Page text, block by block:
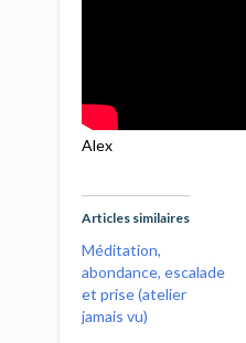
Alex
Articles similaires
Méditation,
abondance, escalade
et prise (atelier
jamais vu)